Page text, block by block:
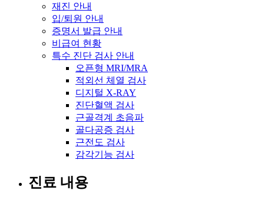
재진 안내
입/퇴원 안내
증명서 발급 안내
비급여 현황
특수 진단 검사 안내
오픈형 MRI/MRA
적외선 체열 검사
디지털 X-RAY
진단혈액 검사
근골격계 초음파
골다공증 검사
근전도 검사
감각기능 검사
진료 내용